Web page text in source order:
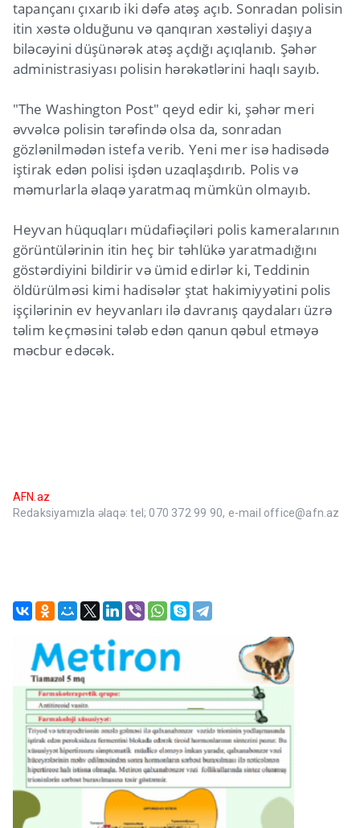
tapançanı çıxarıb iki dəfə atəş açıb. Sonradan polisin
itin xəstə olduğunu və qanqıran xəstəliyi daşıya
biləcəyini düşünərək atəş açdığı açıqlanıb. Şəhər
administrasiyası polisin hərəkətlərini haqlı sayıb.
"The Washington Post" qeyd edir ki, şəhər meri
əvvəlcə polisin tərəfində olsa da, sonradan
gözlənilmədən istefa verib. Yeni mer isə hadisədə
iştirak edən polisi işdən uzaqlaşdırıb. Polis və
məmurlarla əlaqə yaratmaq mümkün olmayıb.
Heyvan hüquqları müdafiəçiləri polis kameralarının
görüntülərinin itin heç bir təhlükə yaratmadığını
göstərdiyini bildirir və ümid edirlər ki, Teddinin
öldürülməsi kimi hadisələr ştat hakimiyyətini polis
işçilərinin ev heyvanları ilə davranış qaydaları üzrə
təlim keçməsini tələb edən qanun qəbul etməyə
məcbur edəcək.
AFN.az
Redaksiyamızla əlaqə: tel; 070 372 99 90, e-mail office@afn.az